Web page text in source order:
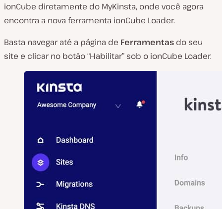
ionCube diretamente do MyKinsta, onde você agora
encontra a nova ferramenta ionCube Loader.
Basta navegar até a página de Ferramentas do seu
site e clicar no botão “Habilitar” sob o ionCube Loader.